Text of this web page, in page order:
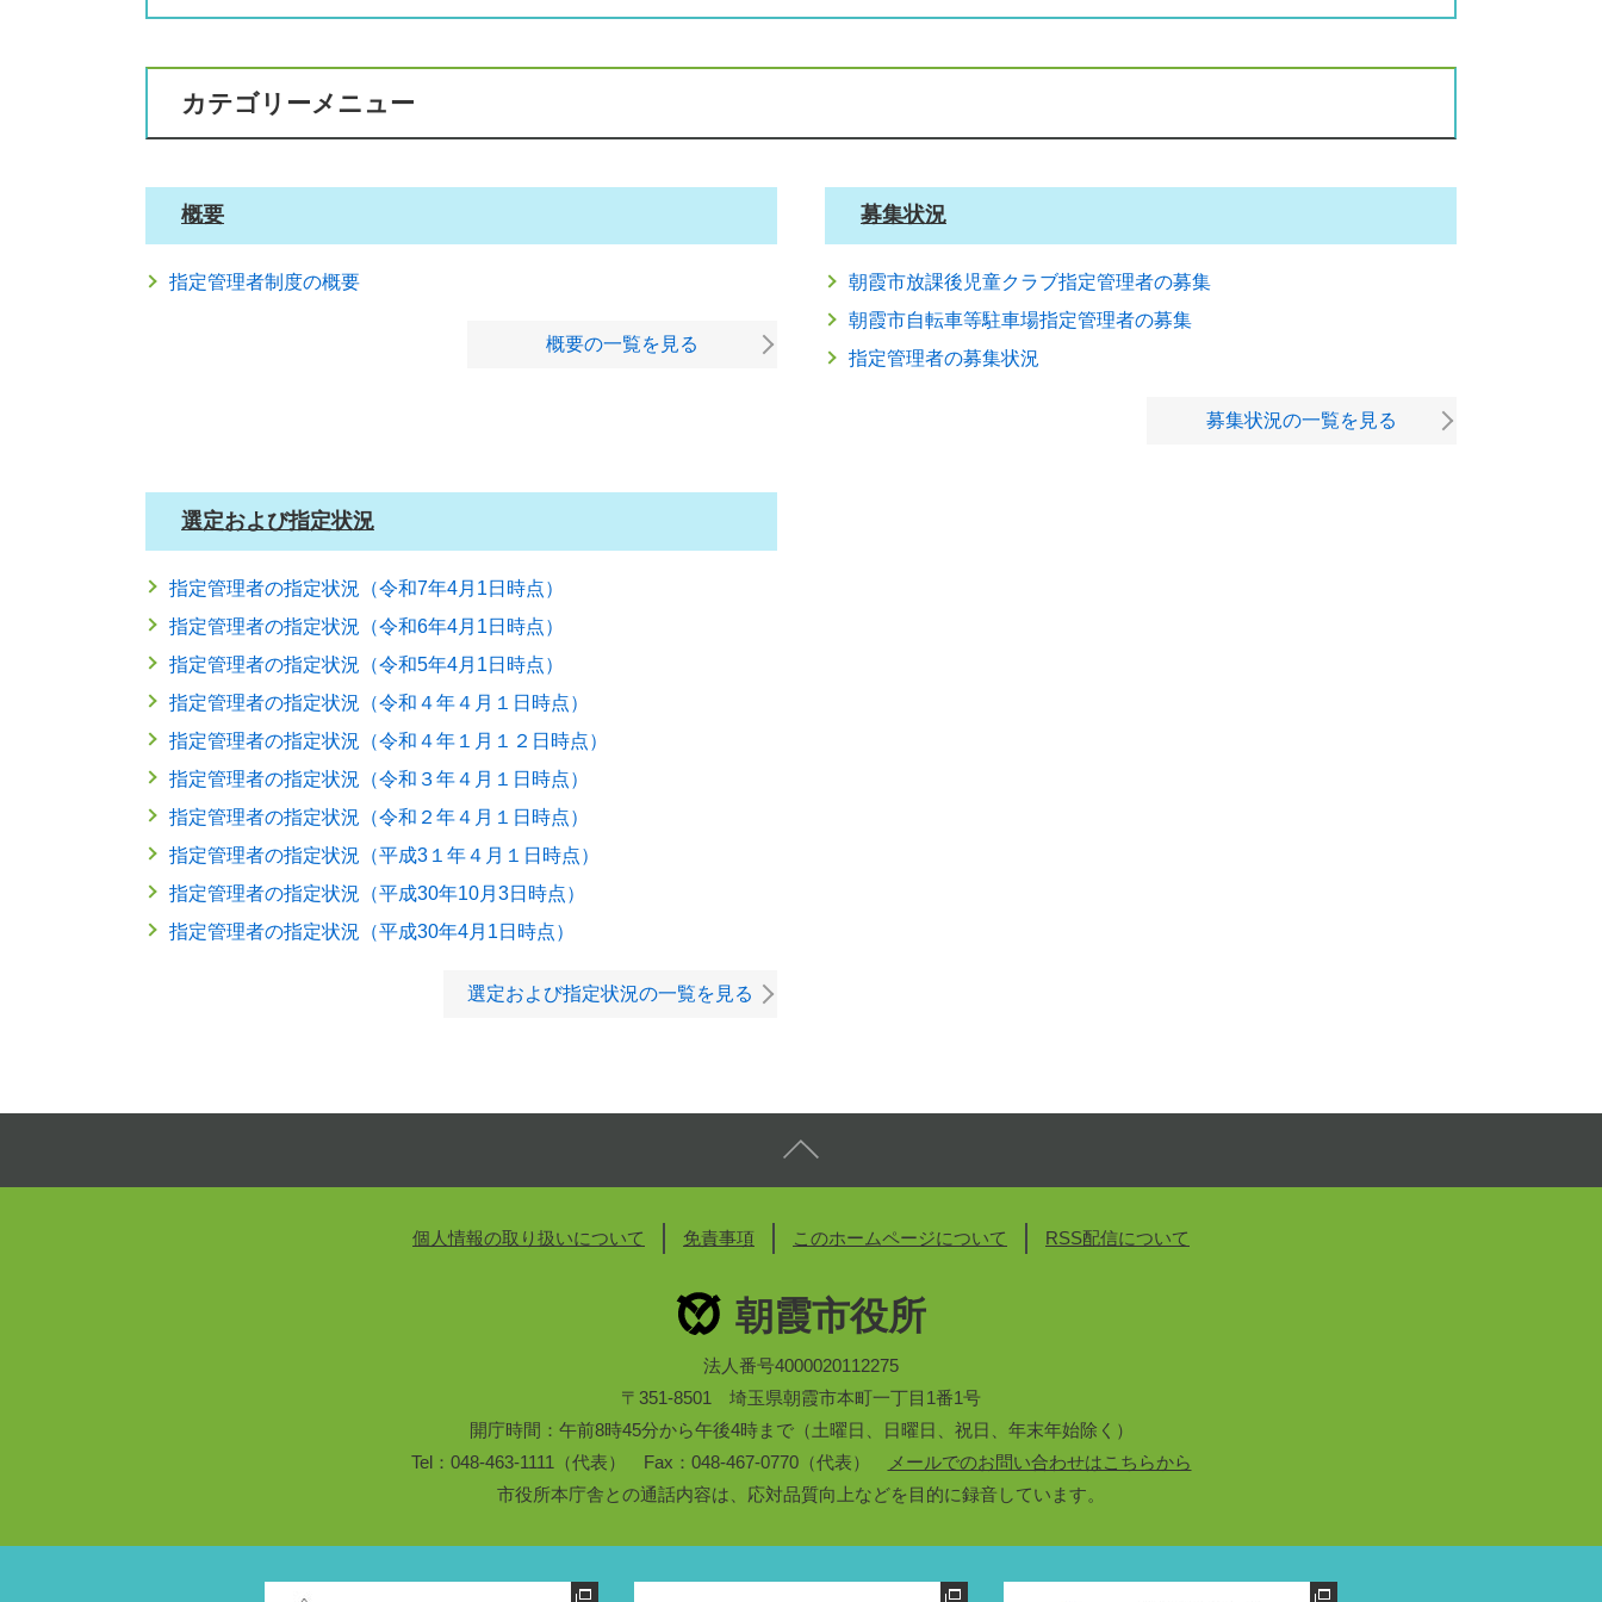
2023年4月1日更新
2022年4月1日更新
指定管理者の指定状況（令和４年４月１日時点）
指定管理者の指定状況（令和４年１月１２日時点）
指定管理者の指定状況（令和２年４月１日時点）
カテゴリーメニュー
概要
指定管理者制度の概要
概要の一覧を見る
募集状況
朝霞市放課後児童クラブ指定管理者の募集
朝霞市自転車等駐車場指定管理者の募集
指定管理者の募集状況
募集状況の一覧を見る
選定および指定状況
指定管理者の指定状況（令和7年4月1日時点）
指定管理者の指定状況（令和6年4月1日時点）
指定管理者の指定状況（令和5年4月1日時点）
指定管理者の指定状況（令和４年４月１日時点）
指定管理者の指定状況（令和４年１月１２日時点）
指定管理者の指定状況（令和３年４月１日時点）
指定管理者の指定状況（令和２年４月１日時点）
指定管理者の指定状況（平成3１年４月１日時点）
指定管理者の指定状況（平成30年10月3日時点）
指定管理者の指定状況（平成30年4月1日時点）
選定および指定状況の一覧を見る
個人情報の取り扱いについて 免責事項 このホームページについて RSS配信について
朝霞市役所
法人番号4000020112275
〒351-8501 埼玉県朝霞市本町一丁目1番1号
開庁時間：午前8時45分から午後4時まで（土曜日、日曜日、祝日、年末年始除く）
Tel：048-463-1111（代表） Fax：048-467-0770（代表）
メールでのお問い合わせはこちらから
市役所本庁舎との通話内容は、応対品質向上などを目的に録音しています。